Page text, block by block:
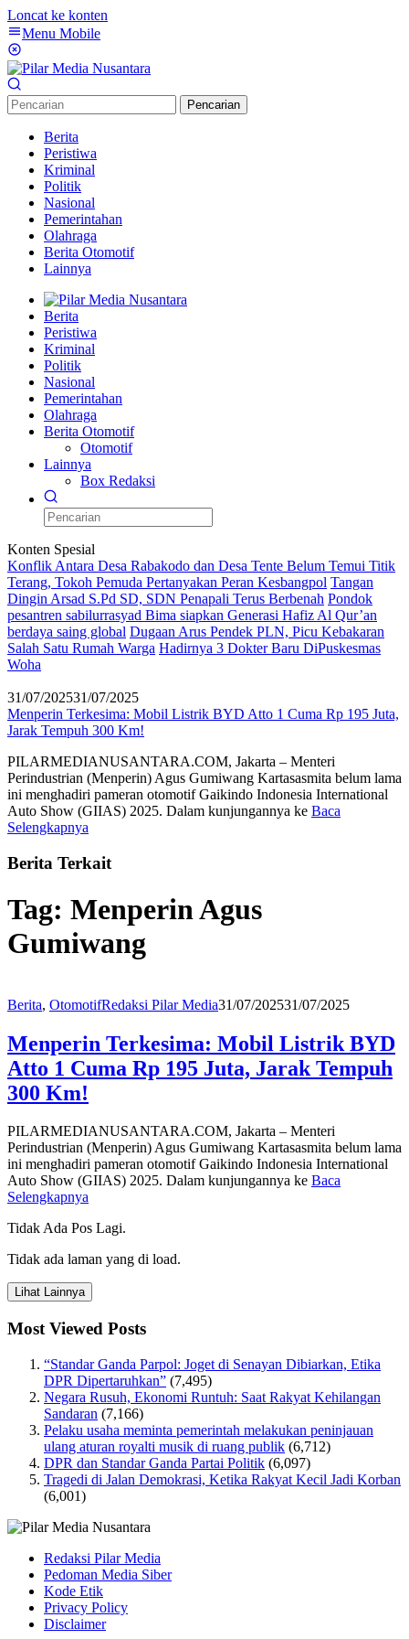
Loncat ke konten
Menu Mobile
Pencarian
Berita
Peristiwa
Kriminal
Politik
Nasional
Pemerintahan
Olahraga
Berita Otomotif
Lainnya
Berita
Peristiwa
Kriminal
Politik
Nasional
Pemerintahan
Olahraga
Berita Otomotif
Otomotif
Lainnya
Box Redaksi
Konten Spesial
Konflik Antara Desa Rabakodo dan Desa Tente Belum Temui Titik
Terang, Tokoh Pemuda Pertanyakan Peran Kesbangpol Tangan
Dingin Arsad S.Pd SD, SDN Penapali Terus Berbenah Pondok
pesantren sabilurrasyad Bima siapkan Generasi Hafiz Al Qur’an
berdaya saing global Dugaan Arus Pendek PLN, Picu Kebakaran
Salah Satu Rumah Warga Hadirnya 3 Dokter Baru DiPuskesmas
Woha
31/07/202531/07/2025
Menperin Terkesima: Mobil Listrik BYD Atto 1 Cuma Rp 195 Juta,
Jarak Tempuh 300 Km!
PILARMEDIANUSANTARA.COM, Jakarta – Menteri
Perindustrian (Menperin) Agus Gumiwang Kartasasmita belum lama
ini menghadiri pameran otomotif Gaikindo Indonesia International
Auto Show (GIIAS) 2025. Dalam kunjungannya ke Baca
Selengkapnya
Berita Terkait
Tag: Menperin Agus
Gumiwang
Berita, OtomotifRedaksi Pilar Media31/07/202531/07/2025
Menperin Terkesima: Mobil Listrik BYD
Atto 1 Cuma Rp 195 Juta, Jarak Tempuh
300 Km!
PILARMEDIANUSANTARA.COM, Jakarta – Menteri
Perindustrian (Menperin) Agus Gumiwang Kartasasmita belum lama
ini menghadiri pameran otomotif Gaikindo Indonesia International
Auto Show (GIIAS) 2025. Dalam kunjungannya ke Baca
Selengkapnya
Tidak Ada Pos Lagi.
Tidak ada laman yang di load.
Lihat Lainnya
Most Viewed Posts
“Standar Ganda Parpol: Joget di Senayan Dibiarkan, Etika
DPR Dipertaruhkan” (7,495)
Negara Rusuh, Ekonomi Runtuh: Saat Rakyat Kehilangan
Sandaran (7,166)
Pelaku usaha meminta pemerintah melakukan peninjauan
ulang aturan royalti musik di ruang publik (6,712)
DPR dan Standar Ganda Partai Politik (6,097)
Tragedi di Jalan Demokrasi, Ketika Rakyat Kecil Jadi Korban
(6,001)
Redaksi Pilar Media
Pedoman Media Siber
Kode Etik
Privacy Policy
Disclaimer